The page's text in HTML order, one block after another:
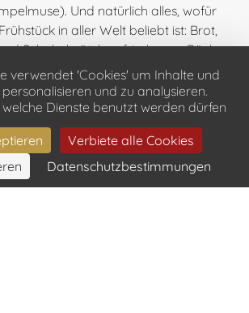
BUCHEN
Und natürlich alles, wofür
in aller Welt beliebt ist: Brot,
Schokobrötchen frisch vom Bäcker
Butter, Marmelade, Honig, Nutella,
Getränke gereicht: Kaffee,
Latte Macchiato, Tee der Marke
Kakao.
Aufschlag bereiten wir Ihnen
können das Frühstück auch in Ihrem
verwendet 'Cookies' um Inhalte und
und zu analysieren.
welche Dienste benutzt werden dürfen
Verbiete alle Cookies
Datenschutzbestimmungen